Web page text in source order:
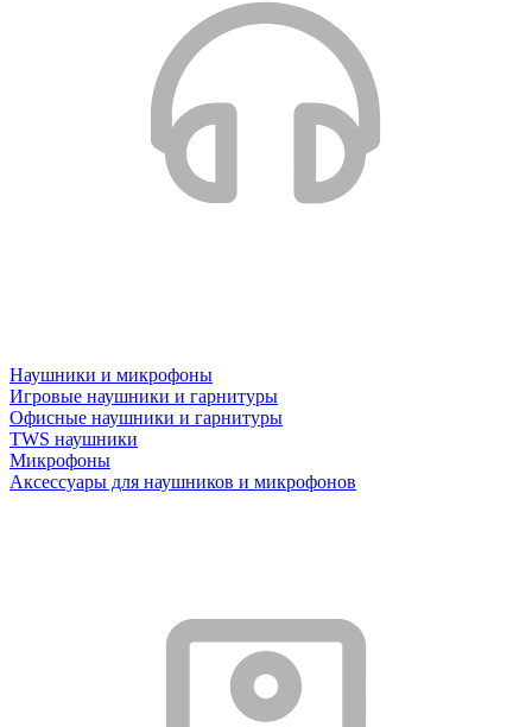
Наушники и микрофоны
Игровые наушники и гарнитуры
Офисные наушники и гарнитуры
TWS наушники
Микрофоны
Аксессуары для наушников и микрофонов